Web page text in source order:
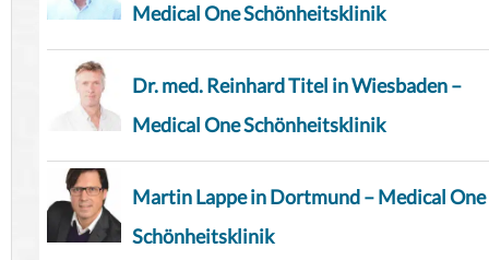
Medical One Schönheitsklinik
Dr. med. Reinhard Titel in Wiesbaden –
Medical One Schönheitsklinik
Martin Lappe in Dortmund – Medical One
Schönheitsklinik